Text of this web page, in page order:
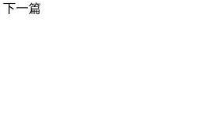
下一篇